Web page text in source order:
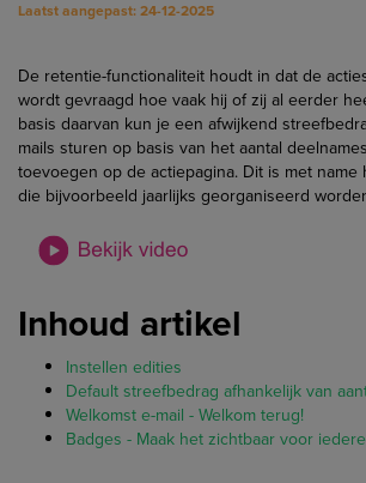
Laatst aangepast: 24-12-2025
De retentie-functionaliteit houdt in dat de
wordt gevraagd hoe vaak hij of zij al eerder
basis daarvan kun je een afwijkend
mails sturen op basis van het aantal
toevoegen op de actiepagina. Dit is met
die bijvoorbeeld jaarlijks georganiseerd
Inhoud artikel
Instellen edities
Default streefbedrag afhankelijk van
Welkomst e-mail - Welkom terug!
Badges - Maak het zichtbaar voor